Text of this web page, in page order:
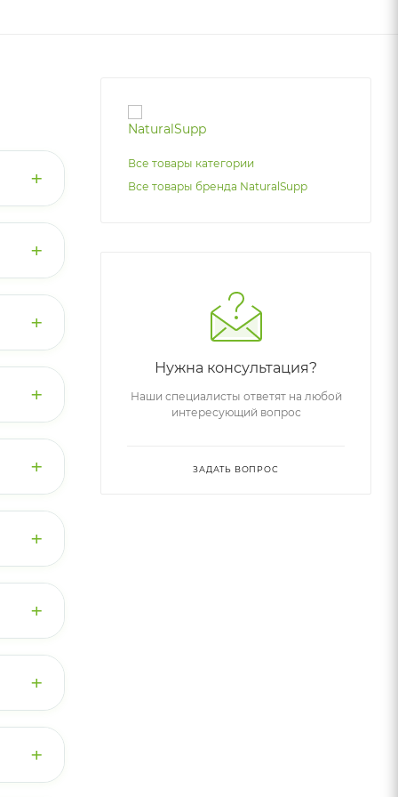
+
В
+
у
и
+
+
+
+
+
+
+
Все товары категории
Все товары бренда NaturalSupp
Нужна консультация?
Наши специалисты ответят на любой
интересующий вопрос
ЗАДАТЬ ВОПРОС